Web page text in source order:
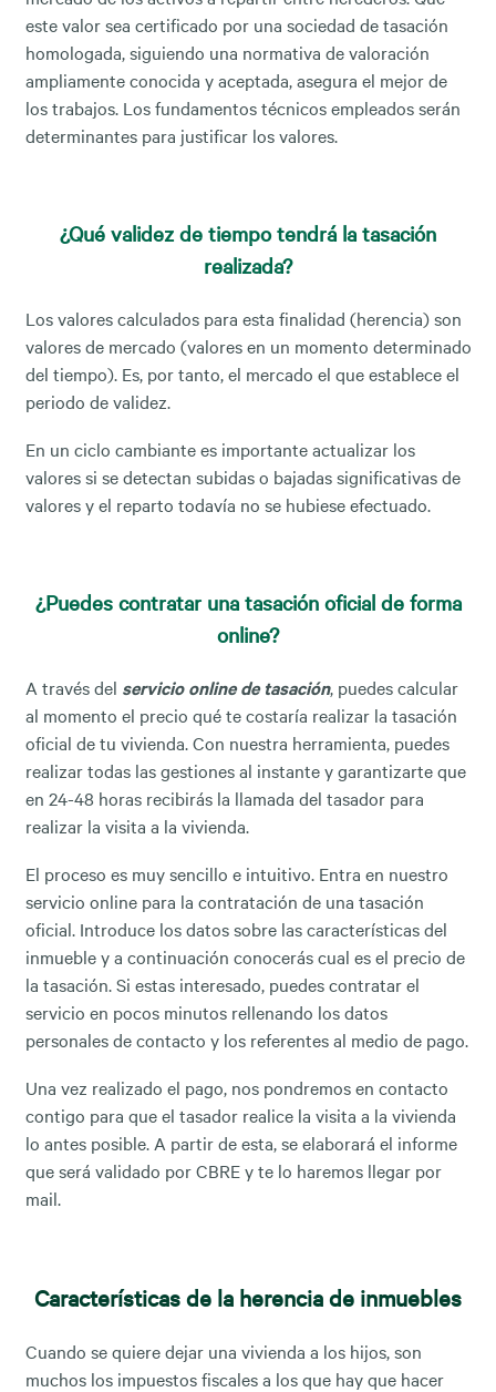
este valor sea certificado por una sociedad de tasación
homologada, siguiendo una normativa de valoración
ampliamente conocida y aceptada, asegura el mejor de
los trabajos. Los fundamentos técnicos empleados serán
determinantes para justificar los valores.
¿Qué validez de tiempo tendrá la tasación
realizada?
Los valores calculados para esta finalidad (herencia) son
valores de mercado (valores en un momento determinado
del tiempo). Es, por tanto, el mercado el que establece el
periodo de validez.
En un ciclo cambiante es importante actualizar los
valores si se detectan subidas o bajadas significativas de
valores y el reparto todavía no se hubiese efectuado.
¿Puedes contratar una tasación oficial de forma
online?
A través del servicio online de tasación, puedes calcular
al momento el precio qué te costaría realizar la tasación
oficial de tu vivienda. Con nuestra herramienta, puedes
realizar todas las gestiones al instante y garantizarte que
en 24-48 horas recibirás la llamada del tasador para
realizar la visita a la vivienda.
El proceso es muy sencillo e intuitivo. Entra en nuestro
servicio online para la contratación de una tasación
oficial. Introduce los datos sobre las características del
inmueble y a continuación conocerás cual es el precio de
la tasación. Si estas interesado, puedes contratar el
servicio en pocos minutos rellenando los datos
personales de contacto y los referentes al medio de pago.
Una vez realizado el pago, nos pondremos en contacto
contigo para que el tasador realice la visita a la vivienda
lo antes posible. A partir de esta, se elaborará el informe
que será validado por CBRE y te lo haremos llegar por
mail.
Características de la herencia de inmuebles
Cuando se quiere dejar una vivienda a los hijos, son
muchos los impuestos fiscales a los que hay que hacer